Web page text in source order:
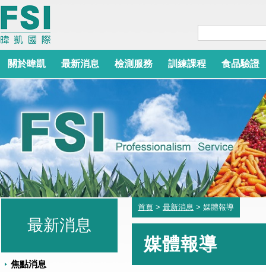
關於暐凱 最新消息 檢測服務 訓練課程 食品驗證
最新消息
焦點消息
首頁 > 最新消息 > 媒體報導
媒體報導